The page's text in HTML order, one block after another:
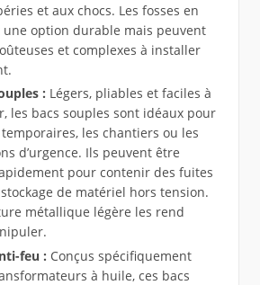
et aux chocs. Les fosses en
une option durable mais peuvent
et complexes à installer
: Légers, pliables et faciles à
les bacs souples sont idéaux pour
les chantiers ou les
d’urgence. Ils peuvent être
pour contenir des fuites
de matériel hors tension.
métallique légère les rend
feu : Conçus spécifiquement
à huile, ces bacs